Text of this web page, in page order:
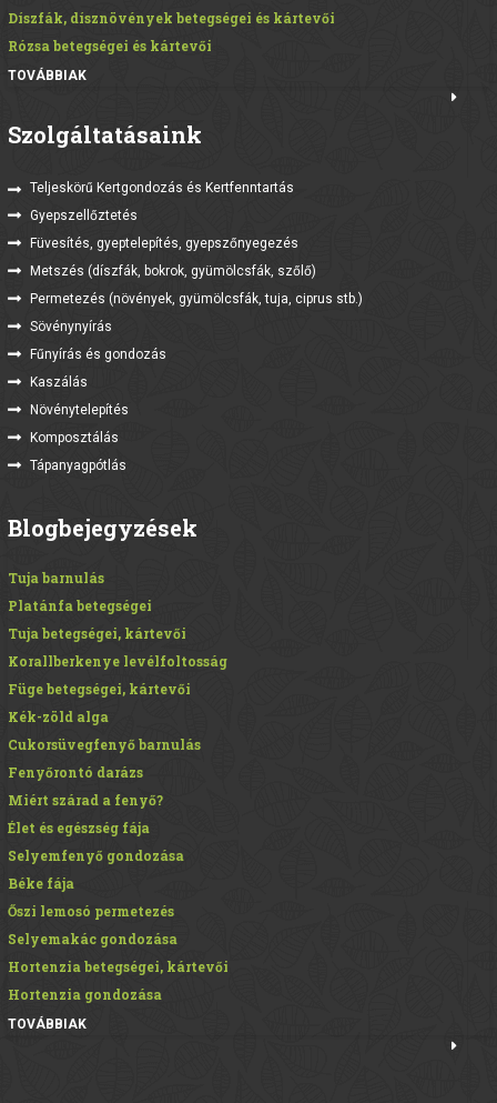
Díszfák, dísznövények betegségei és kártevői
Rózsa betegségei és kártevői
TOVÁBBIAK
Szolgáltatásaink
Teljeskörű Kertgondozás és Kertfenntartás
Gyepszellőztetés
Füvesítés, gyeptelepítés, gyepszőnyegezés
Metszés (díszfák, bokrok, gyümölcsfák, szőlő)
Permetezés (növények, gyümölcsfák, tuja, ciprus stb.)
Sövénynyírás
Fűnyírás és gondozás
Kaszálás
Növénytelepítés
Komposztálás
Tápanyagpótlás
Blogbejegyzések
Tuja barnulás
Platánfa betegségei
Tuja betegségei, kártevői
Korallberkenye levélfoltosság
Füge betegségei, kártevői
Kék-zöld alga
Cukorsüvegfenyő barnulás
Fenyőrontó darázs
Miért szárad a fenyő?
Élet és egészség fája
Selyemfenyő gondozása
Béke fája
Őszi lemosó permetezés
Selyemakác gondozása
Hortenzia betegségei, kártevői
Hortenzia gondozása
TOVÁBBIAK